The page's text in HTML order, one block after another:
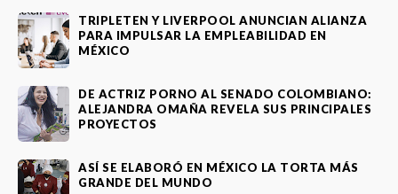
TRIPLETEN Y LIVERPOOL ANUNCIAN ALIANZA
PARA IMPULSAR LA EMPLEABILIDAD EN
MÉXICO
DE ACTRIZ PORNO AL SENADO COLOMBIANO:
ALEJANDRA OMAÑA REVELA SUS PRINCIPALES
PROYECTOS
ASÍ SE ELABORÓ EN MÉXICO LA TORTA MÁS
GRANDE DEL MUNDO